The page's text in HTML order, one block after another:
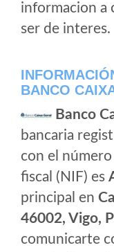
informacion a
ser de interes.
BANCO
Banco
bancaria
con el número
fiscal (NIF) es
principal en
46002, Vigo,
comunicarte